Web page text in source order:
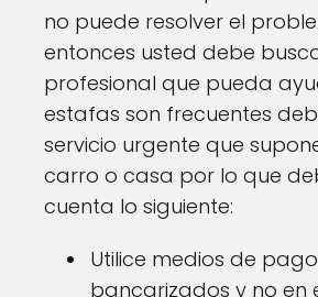
no puede resolver el
entonces usted debe
profesional que pueda
estafas son frecuentes
servicio urgente que
carro o casa por lo que
cuenta lo siguiente:
Utilice medios de
bancarizados y no en